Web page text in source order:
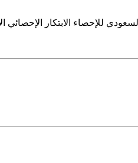
للإحصاء الابتكار الإحصائي